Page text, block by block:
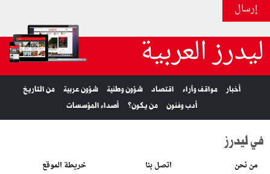
إرسال
ليدرز العربية
أخبار مواقف وآراء اقتصاد شؤون وطنية شؤون عربية
من التاريخ
أدب وفنون
من يكون؟ أصداء المؤسسات
في ليدرز
من نحن اتصل بنا خريطة الموقع